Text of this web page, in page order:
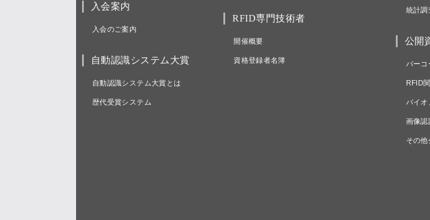
入会案内
入会のご案内
自動認識システム大賞
自動認識システム大賞とは
歴代受賞システム
RFID専門技術者
開催概要
資格登録者名簿
統計調
公開
バーコ
RFID
バイオ
画像認
その